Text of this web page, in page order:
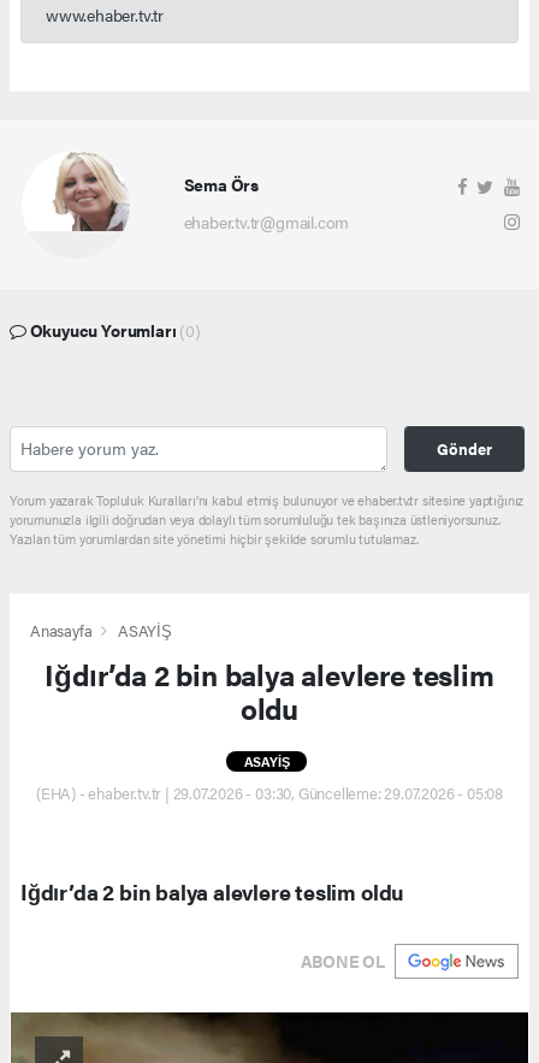
www.ehaber.tv.tr
Sema Örs
ehaber.tv.tr@gmail.com
Okuyucu Yorumları (0)
Gönder
Yorum yazarak Topluluk Kuralları’nı kabul etmiş bulunuyor ve ehaber.tv.tr sitesine yaptığınız
yorumunuzla ilgili doğrudan veya dolaylı tüm sorumluluğu tek başınıza üstleniyorsunuz.
Yazılan tüm yorumlardan site yönetimi hiçbir şekilde sorumlu tutulamaz.
Anasayfa ASAYİŞ
Iğdır’da 2 bin balya alevlere teslim
oldu
ASAYİŞ
(EHA) - ehaber.tv.tr | 29.07.2026 - 03:30, Güncelleme: 29.07.2026 - 05:08
Iğdır’da 2 bin balya alevlere teslim oldu
ABONE OL